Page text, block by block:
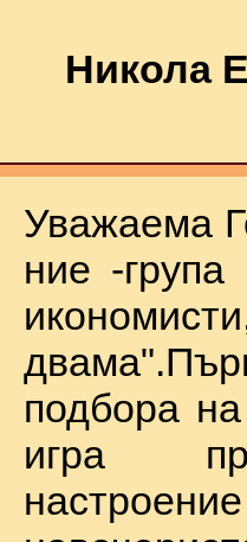
Никола
Уважаема
ние -
подбора
игра